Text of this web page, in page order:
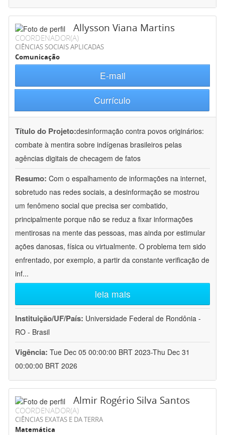
Allysson Viana Martins
COORDENADOR(A)
CIÊNCIAS SOCIAIS APLICADAS
Comunicação
E-mail
Currículo
Título do Projeto:desinformação contra povos originários:
combate à mentira sobre indígenas brasileiros pelas
agências digitais de checagem de fatos
Resumo: Com o espalhamento de informações na internet,
sobretudo nas redes sociais, a desinformação se mostrou
um fenômeno social que precisa ser combatido,
principalmente porque não se reduz a fixar informações
mentirosas na mente das pessoas, mas ainda por estimular
ações danosas, física ou virtualmente. O problema tem sido
enfrentado, por exemplo, a partir da constante verificação de
inf...
leia mais
Instituição/UF/País: Universidade Federal de Rondônia -
RO - Brasil
Vigência: Tue Dec 05 00:00:00 BRT 2023-Thu Dec 31
00:00:00 BRT 2026
Almir Rogério Silva Santos
COORDENADOR(A)
CIÊNCIAS EXATAS E DA TERRA
Matemática